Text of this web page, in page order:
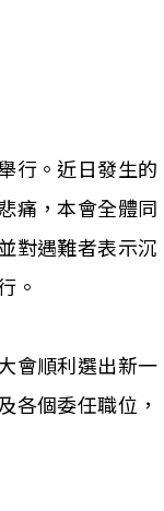
行。近日發生的
痛，本會全體同
對遇難者表示沉
。
會順利選出新一
各個委任職位，